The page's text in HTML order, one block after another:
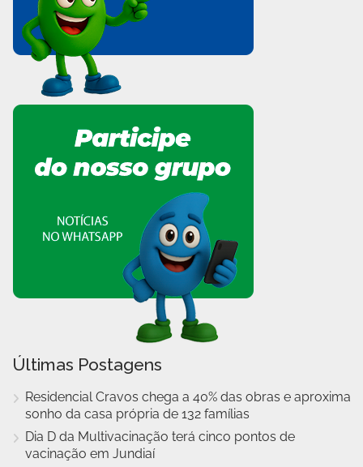
Últimas Postagens
Residencial Cravos chega a 40% das obras e aproxima
sonho da casa própria de 132 famílias
Dia D da Multivacinação terá cinco pontos de
vacinação em Jundiaí